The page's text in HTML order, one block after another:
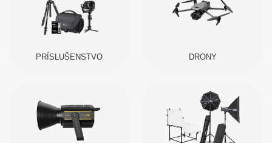
PRÍSLUŠENSTVO DRONY